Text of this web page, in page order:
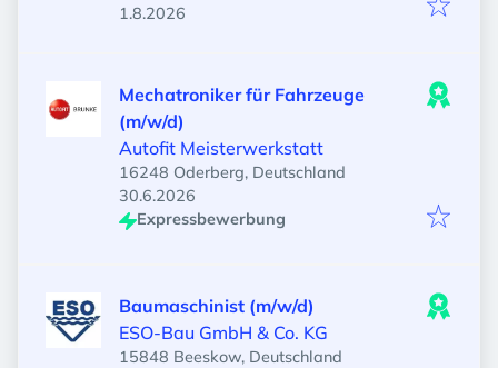
Veröffentlicht
1.8.2026
Mechatroniker für Fahrzeuge
(m/w/d)
Autofit Meisterwerkstatt
16248 Oderberg, Deutschland
Veröffentlicht
30.6.2026
Expressbewerbung
Baumaschinist (m/w/d)
ESO-Bau GmbH & Co. KG
15848 Beeskow, Deutschland